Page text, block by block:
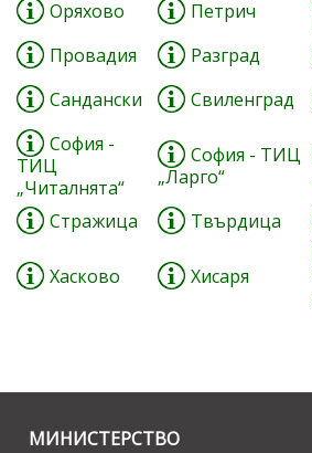
Оряхово Петрич
Провадия
Разград
Сандански
Свиленград
София -
ТИЦ
„Читалнята“
София - ТИЦ
„Ларго“
Стражица
Твърдица
Хасково Хисаря
МИНИСТЕРСТВО